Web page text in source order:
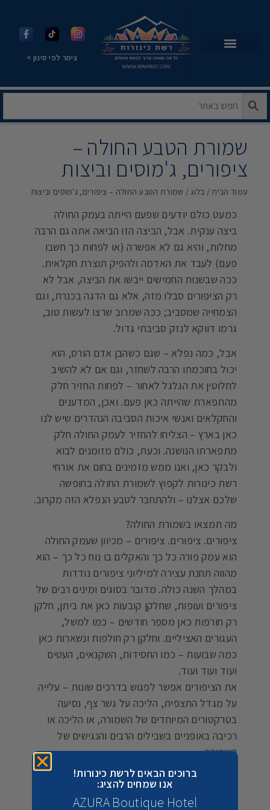
צימר לפי סינון >
שמורת הטבע החולה –
ציפורים, ג'מוסים וביצות
עמוד הבית/ בלוג/ שמורת הטבע החולה – ציפורים, ג'מוסים וביצות
כמעט כולם יודעים שפעם הייתה בעמק החולה
ביצה ענקית. אבל, הביצה הזו הביאה אתה גם הרבה
מחלות, והיא גם לא אפשרה (או לפחות כך חשבו
פעם) לעבד את האדמה ולהפיק תוצרת חקלאית.
ככה שבשנות החמישים ייבשו את הביצה, אבל לא
רק הציפורים סבלו מזה, אלא גם הדגה בכנרת, וגם
הצמחייה שמסביב; ככה שמרוב שרצו לעשות טוב,
גרמו דווקא לנזק סביבתי גדול.
אבל, כמה נפלא – שגם כשהבן אדם הורס, הוא
יכול בחוכמתו הרבה לשחזר, וגם אם לא להשיב
לחלוטין את הגלגל לאחור – לפחות החזיר חלק
מהתפארת שהייתה כאן פעם. ואכן, המדענים
והחקלאים ואנשי איכות הסביבה הנהדרים שיש לנו
כאן בארץ – הצליחו להחזיר לעמק החולה חלק
מתפארתו הנושנה. וכעת, כולם מזומנים לבוא
ולבקר כאן, ואנו ממש מזמינים בחום את אורחי
רשת כינורות לקפוץ לשמורת החולה בחופשה
שלכם אצלנו – ולהתחבר לטבע הנפלא הזה מקרוב.
מה תמצאו בשמורת החולה?
ציפורים. ציפורים. ציפורים – מכיוון שעמק החולה
הוא עמק פורה כל כך והאקלים בו נוח כל כך – הוא
מהווה תחנת עצירה למיליוני ציפורים נודדות
במהלך השנה כולה. מדובר בסוגים ומינים רבים של
ציפורים ועופות, שחלקן קובעות כאן את ביתן, חלקן
רק חורפות כאן מספר חודשים – כמו למשל,
העגורים האציליים. וחלקן רק חולפות ונשארות כאן
כמה שבועות – כמו החסידות, השקנאים, העטים
ועוד ועוד ועוד.
את הציפורים אפשר לפגוש בדרכים שונות – עלייה
על מגדל התצפית, הליכה על גשר צף, נסיעה
בטרקטורים המיוחדים של השמורה, או הליכה או
רכיבה באופניים בשבילים הרבים והנגישים של
השמורה.
אגם וביצה – האגם שתפגשו היום בעמק החולה הוא
שריד קטן של האגם הגדול שהיה כאן טרם הייבוש.
ברוכים הבאים לרשת כינורות!
אנו שמחים להציג:
AZURA Boutique Hotel